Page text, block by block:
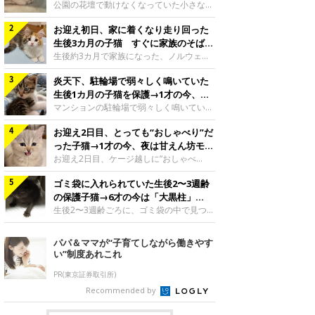
と“姉妹”のような関係に
公園の花壇で動けなくなっていた小さな子
猫。家族に迎えられてから6年、先住猫と
の間には深い絆が育まれていました。保護
当時のティダちゃん。
@muumuu62197189紹介するのは、
X（旧Twitter）ユーザー
@muumuu62197189さんの愛猫・ティダ
ちゃん（取材時6才）の成長記録です。こ
ちらは、生後3カ月ごろのティダちゃん。
飼い主さんが出会ったのは、夜から大雨に
なると予報されていた日の夕方でした。花
壇で動けずにいた子猫保護したばかりのテ
ィダちゃん。@muumuu62197189飼い主
さんは、公園の
お迎え初日、家に着くなり走り回った
生後3カ月の子猫 すぐに家族のそばで
落ち着く姿に「迎えてよかった」
生後約3カ月で家族になった、ノルウェー
ジャンフォレストキャットの子猫。お迎え
翌日には、すでに家でくつろぐ様子を見せ
ていました。お迎え翌日、ベッドでうとう
とするむうちゃんお迎え翌日のむうちゃ
ん。@umimugi0304紹介するのは、
Instagramユーザー@umimugi0304さんの
愛猫・むうちゃん（撮影時、生後約3カ月
／ノルウェージャンフォレストキャッ
ト）。こちらは、お迎え翌日に撮影された
一枚。ゴハンをお腹いっぱい食べたむうち
ゃんは眠くなり、飼い主さん夫婦のベッド
でうとうとし始めたのだとか。飼い主さ
炎天下、駐輪場で弱々しく鳴いていた
生後1カ月の子猫を保護→1才の今、筋
肉質でツンデレなコに成長
マンションの駐輪場で弱々しく鳴いてい
た、生後1カ月ほどの子猫。家族に迎えら
れてから1年、体も行動も大きく成長しま
した。炎天下の駐輪場で鳴いていた小さな
子猫保護当時のモモちゃん。@Kingponzu
紹介するのは、X（旧Twitter）ユーザー
@Kingponzuさんの愛猫・モモちゃん（取
材時1才）の成長記録です。こちらは、モ
モちゃんが生後1カ月ごろに撮影された一
枚。飼い主さんの自宅マンションの駐輪場
です。子猫時代のモモちゃん。
@Kingponzuその日は気温が35℃を
お迎え2日目、とっても“おしゃべり”だ
った子猫→1才の今、夜は甘えん坊モー
ドになるコに成長！
お迎え2日目、ケージ越しに“おしゃべ
り”する姿を見せていた子猫。1才になった
今も見せる愛らしい姿にキュンとします。
お迎え2日目、ケージ越しに何かを伝える
ももちゃん“おしゃべり”なももちゃん。
@poocoonyan紹介するのは、Instagram
ユーザー@poocoonyanさんの愛猫・もも
ちゃん（取材時1才／マンチカン）です。
こちらの動画は、ももちゃんが生後2カ月
を過ぎたころ、お迎え2日目に撮影された
もの。新しい環境にゆっくり慣れてもらう
ため、当時はケージの中で過ごしていまし
た。鳴いてアピールするももち
ゴミ袋に入れられていた生後2〜3週齢
の保護子猫→6才の今は「大黒柱」
に！ 美しい黒猫に成長した姿にグッ
とくる
生後2〜3週齢ごろに、ゴミ袋の中で見つか
った小さな命。ミルクから育てられたその
子猫は今、家族に欠かせない存在へと成長
しました。ゴミ袋の中で見つかった、ミニ
モグラのような子猫よちよち歩きをしてい
たころの、生後2〜3週齢ごろのドンちゃ
ん。@doddou_1今回紹介するのは、
X（旧Twitter）ユーザー@doddou_1さん
の愛猫・ドンちゃん（取材時、推定6才／
パパ＆ママが“子育てしながら働きやす
い”制度あれこれ
PR(東京証券取引所)
Recommended by